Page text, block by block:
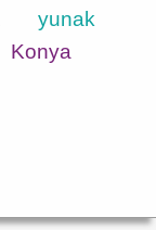
yunak
Konya